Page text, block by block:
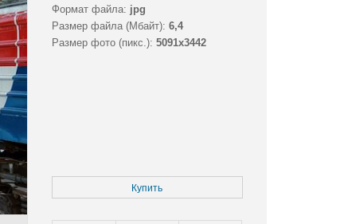
Формат файла: jpg
Размер файла (Мбайт): 6,4
Размер фото (пикс.): 5091x3442
Купить